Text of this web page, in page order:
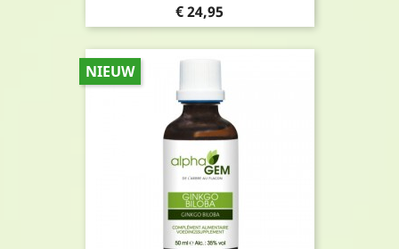
Prijs
€ 24,95
NIEUW